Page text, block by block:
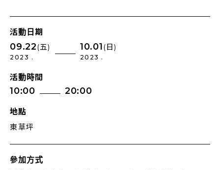
活動日期
09.22(五)
2023 .
10.01(日)
2023 .
活動時間
10:00 20:00
地點
東草坪
參加方式